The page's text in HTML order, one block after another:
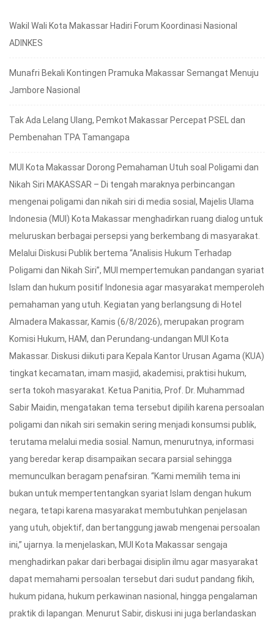
Wakil Wali Kota Makassar Hadiri Forum Koordinasi Nasional
ADINKES
Munafri Bekali Kontingen Pramuka Makassar Semangat Menuju
Jambore Nasional
Tak Ada Lelang Ulang, Pemkot Makassar Percepat PSEL dan
Pembenahan TPA Tamangapa
MUI Kota Makassar Dorong Pemahaman Utuh soal Poligami dan
Nikah Siri MAKASSAR – Di tengah maraknya perbincangan
mengenai poligami dan nikah siri di media sosial, Majelis Ulama
Indonesia (MUI) Kota Makassar menghadirkan ruang dialog untuk
meluruskan berbagai persepsi yang berkembang di masyarakat.
Melalui Diskusi Publik bertema “Analisis Hukum Terhadap
Poligami dan Nikah Siri”, MUI mempertemukan pandangan syariat
Islam dan hukum positif Indonesia agar masyarakat memperoleh
pemahaman yang utuh. Kegiatan yang berlangsung di Hotel
Almadera Makassar, Kamis (6/8/2026), merupakan program
Komisi Hukum, HAM, dan Perundang-undangan MUI Kota
Makassar. Diskusi diikuti para Kepala Kantor Urusan Agama (KUA)
tingkat kecamatan, imam masjid, akademisi, praktisi hukum,
serta tokoh masyarakat. Ketua Panitia, Prof. Dr. Muhammad
Sabir Maidin, mengatakan tema tersebut dipilih karena persoalan
poligami dan nikah siri semakin sering menjadi konsumsi publik,
terutama melalui media sosial. Namun, menurutnya, informasi
yang beredar kerap disampaikan secara parsial sehingga
memunculkan beragam penafsiran. “Kami memilih tema ini
bukan untuk mempertentangkan syariat Islam dengan hukum
negara, tetapi karena masyarakat membutuhkan penjelasan
yang utuh, objektif, dan bertanggung jawab mengenai persoalan
ini,” ujarnya. Ia menjelaskan, MUI Kota Makassar sengaja
menghadirkan pakar dari berbagai disiplin ilmu agar masyarakat
dapat memahami persoalan tersebut dari sudut pandang fikih,
hukum pidana, hukum perkawinan nasional, hingga pengalaman
praktik di lapangan. Menurut Sabir, diskusi ini juga berlandaskan